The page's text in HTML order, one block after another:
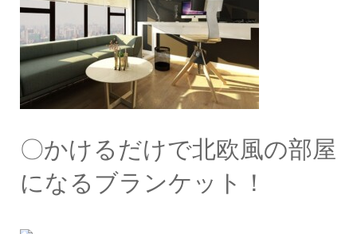
〇かけるだけで北欧風の部屋
になるブランケット！